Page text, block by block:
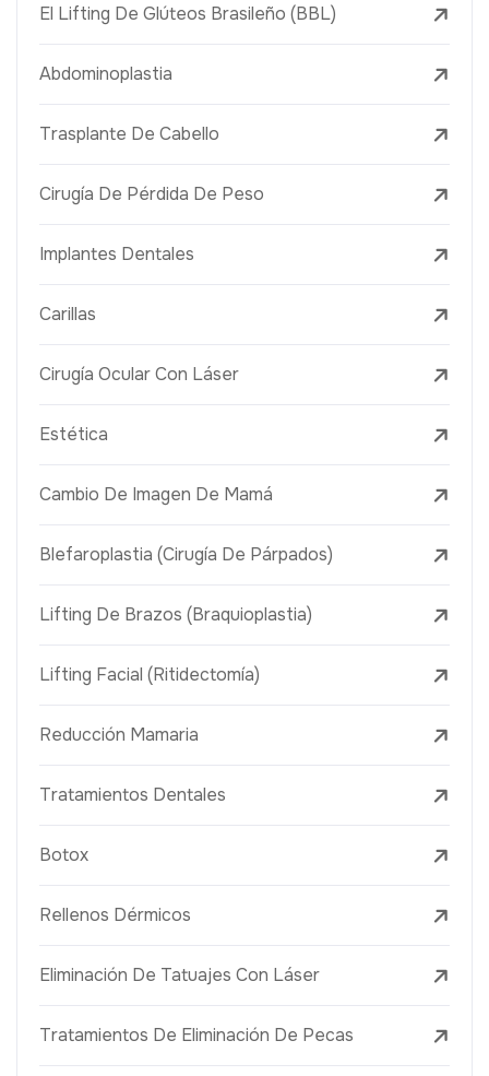
El Lifting De Glúteos Brasileño (BBL)
Abdominoplastia
Trasplante De Cabello
Cirugía De Pérdida De Peso
Implantes Dentales
Carillas
Cirugía Ocular Con Láser
Estética
Cambio De Imagen De Mamá
Blefaroplastia (Cirugía De Párpados)
Lifting De Brazos (Braquioplastia)
Lifting Facial (Ritidectomía)
Reducción Mamaria
Tratamientos Dentales
Botox
Rellenos Dérmicos
Eliminación De Tatuajes Con Láser
Tratamientos De Eliminación De Pecas